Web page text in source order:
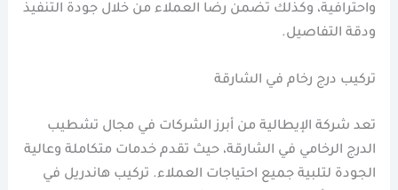
واحترافية، وكذلك تضمن رضا العملاء من خلال جودة التنفيذ
ودقة التفاصيل.
تركيب درج رخام في الشارقة
تعد شركة الإيطالية من أبرز الشركات في مجال تشطيب
الدرج الرخامي في الشارقة، حيث تقدم خدمات متكاملة وعالية
الجودة لتلبية جميع احتياجات العملاء. تركيب هاندريل في